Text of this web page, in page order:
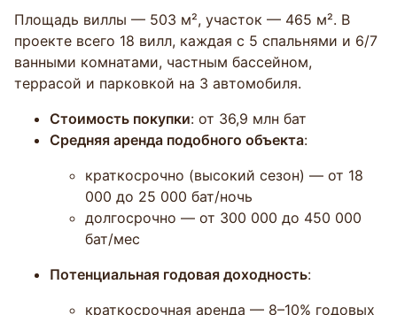
Площадь виллы — 503 м², участок — 465 м². В
проекте всего 18 вилл, каждая с 5 спальнями и 6/7
ванными комнатами, частным бассейном,
террасой и парковкой на 3 автомобиля.
Стоимость покупки: от 36,9 млн бат
Средняя аренда подобного объекта:
краткосрочно (высокий сезон) — от 18
000 до 25 000 бат/ночь
долгосрочно — от 300 000 до 450 000
бат/мес
Потенциальная годовая доходность:
краткосрочная аренда — 8–10% годовых